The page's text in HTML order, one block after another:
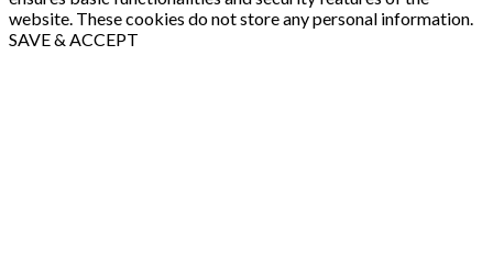
website. These cookies do not store any personal information.
SAVE & ACCEPT